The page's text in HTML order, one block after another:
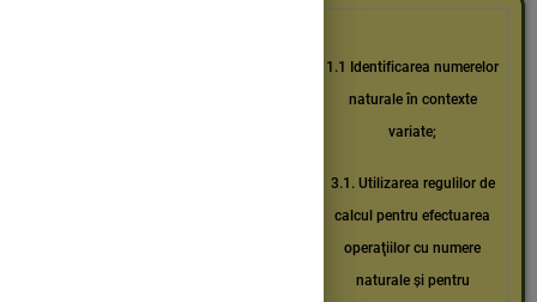
1.1 Identificarea numerelor
naturale în contexte
variate;
3.1. Utilizarea regulilor de
calcul pentru efectuarea
operaţiilor cu numere
naturale şi pentru